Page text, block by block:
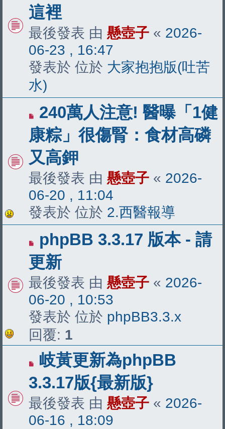
章
這裡
最後發表 由 懸壺子 « 2026-
06-23 , 16:47
發表於 位於 大家抱抱版(吐苦
水)
有
新
文
章
240萬人注意! 醫曝「1健
康粽」很傷腎：食材高磷
又高鉀
最後發表 由 懸壺子 « 2026-
06-20 , 11:04
發表於 位於 2.西醫報導
有
新
文
章
phpBB 3.3.17 版本 - 請
更新
最後發表 由 懸壺子 « 2026-
06-20 , 10:53
發表於 位於 phpBB3.3.x
回覆: 1
有
新
文
章
岐黃更新為phpBB
3.3.17版{最新版}
最後發表 由 懸壺子 « 2026-
06-16 , 18:09